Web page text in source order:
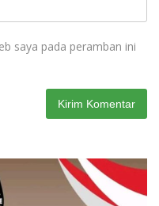
saya pada peramban ini